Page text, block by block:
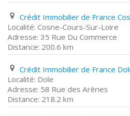
Cosne-Cours-Sur-Loire
35 Rue Du Commerce
200.6 km
Dole
58 Rue des Arènes
218.2 km